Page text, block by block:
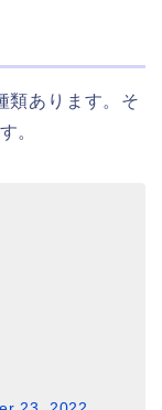
類あります。そ
。